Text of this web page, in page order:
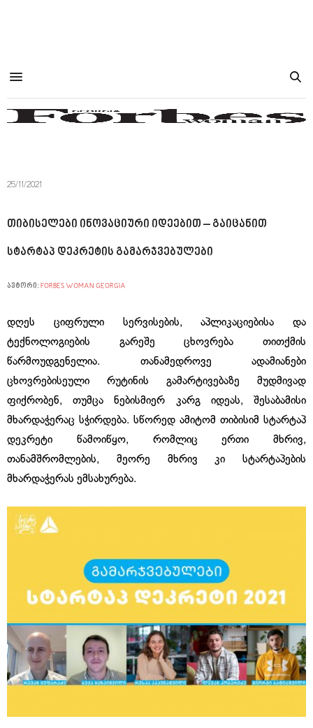
25/11/2021
თიბისელები ინოვაციური იდეებით – გაიცანით
სტარტაპ დეკრეტის გამარჯვებულები
ავტორი: FORBES WOMAN GEORGIA
დღეს ციფრული სერვისების, აპლიკაციებისა და
ტექნოლოგიების გარეშე ცხოვრება თითქმის
წარმოუდგენელია. თანამედროვე ადამიანები
ცხოვრებისეული რუტინის გამარტივებაზე მუდმივად
ფიქრობენ, თუმცა ნებისმიერ კარგ იდეას, შესაბამისი
მხარდაჭერაც სჭირდება. სწორედ ამიტომ თიბისიმ სტარტაპ
დეკრეტი წამოიწყო, რომლიც ერთი მხრივ,
თანამშრომლების, მეორე მხრივ კი სტარტაპების
მხარდაჭერას ემსახურება.